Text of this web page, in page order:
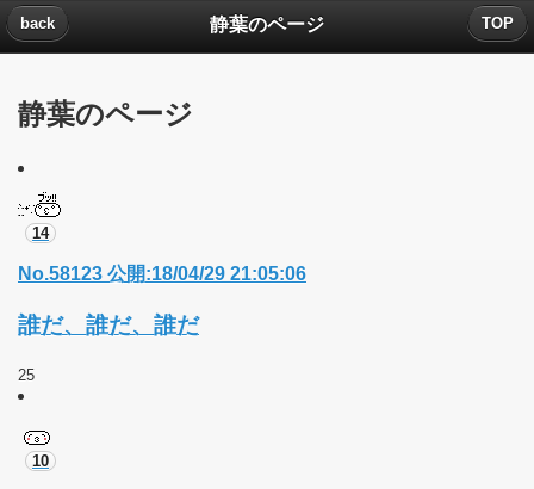
静葉のページ
back TOP
静葉のページ
14
No.58123 公開:18/04/29 21:05:06
誰だ、誰だ、誰だ
25
10